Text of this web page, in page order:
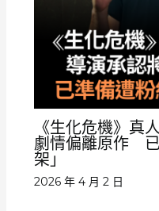
《生化危機》
劇情偏離原作
架」
2026 年 4 月 2 日